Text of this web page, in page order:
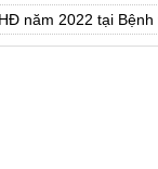
năm 2022 tại